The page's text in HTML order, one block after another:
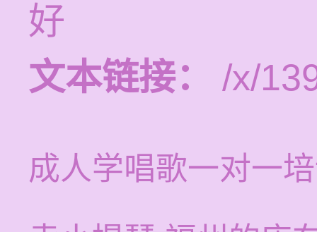
好
文本链接：
/x/
成人学唱歌一对一